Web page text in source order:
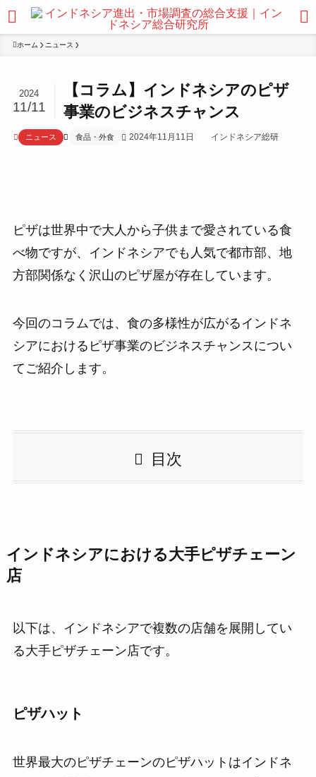
ホーム ニュース
【コラム】インドネシアのピザ
事業のビジネスチャンス
2024
11/11
ニュース 食品・外食 2024年11月11日 インドネシア総研
ピザは世界中で大人から子供まで愛されている食
べ物ですが、インドネシアでも人気で都市部、地
方部関係なく沢山のピザ屋が存在しています。
今回のコラムでは、食の多様性が広がるインドネ
シアにおけるピザ事業のビジネスチャンスについ
てご紹介します。
目次
インドネシアにおける大手ピザチェーン
店
以下は、インドネシアで複数の店舗を展開してい
る大手ピザチェーン店です。
ピザハット
世界最大のピザチェーンのピザハットはインドネ